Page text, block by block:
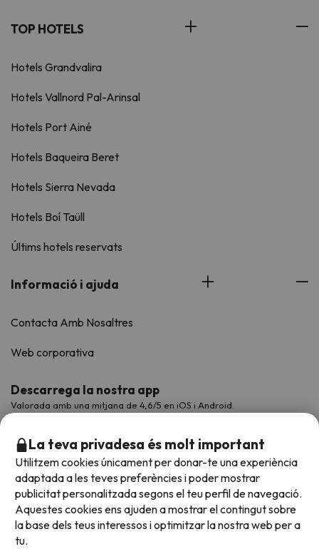
TOP HOTELS
Hotels Grandvalira
Hotels Vallnord Pal-Arinsal
Hotels Port Ainé
Hotels Baqueira Beret
Hotels Sierra Nevada
Hotels Boí Taüll
Últims hotels reservats
Informació i ajuda
Contacta Amb Nosaltres
Web corporativa
Descarrega la nostra app
Valorada amb una mitjana de 4,6/5 en iOS i Android.
La teva privadesa és molt important
Utilitzem cookies únicament per donar-te una experiència
adaptada a les teves preferències i poder mostrar
publicitat personalitzada segons el teu perfil de navegació.
Aquestes cookies ens ajuden a mostrar el contingut sobre
la base dels teus interessos i optimitzar la nostra web per a
tu.